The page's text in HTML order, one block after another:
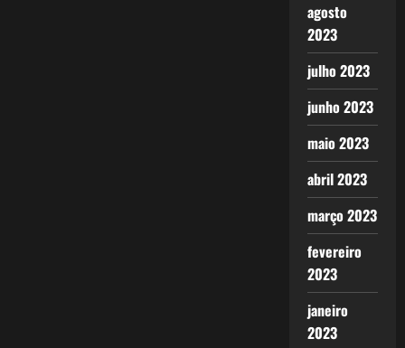
agosto
2023
julho 2023
junho 2023
maio 2023
abril 2023
março 2023
fevereiro
2023
janeiro
2023